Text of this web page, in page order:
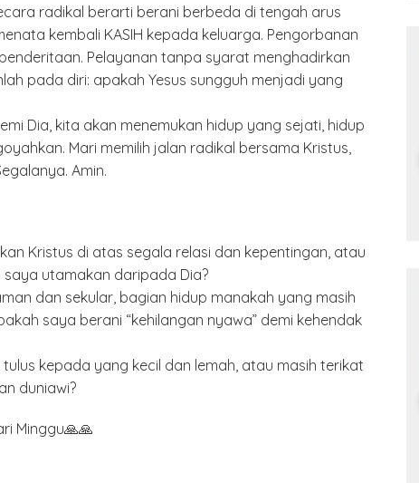
radikal berarti berani berbeda di tengah arus
kembali KASIH kepada keluarga. Pengorbanan
Pelayanan tanpa syarat menghadirkan
pada diri: apakah Yesus sungguh menjadi yang
Dia, kita akan menemukan hidup yang sejati, hidup
Mari memilih jalan radikal bersama Kristus,
Amin.
Kristus di atas segala relasi dan kepentingan, atau
utamakan daripada Dia?
dan sekular, bagian hidup manakah yang masih
saya berani “kehilangan nyawa” demi kehendak
kepada yang kecil dan lemah, atau masih terikat
duniawi?
Minggu🙏🙏
Deli
2024
Personel Polresta
Deli Serdang
Bisnis dan
(9)